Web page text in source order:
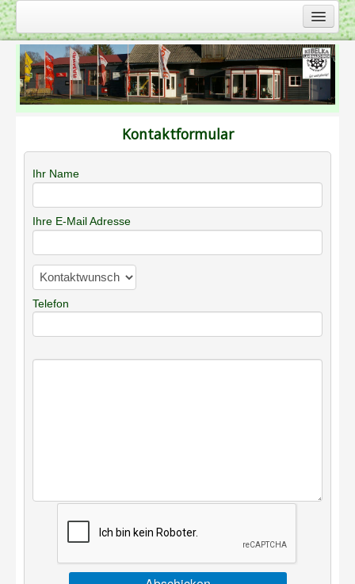
Startseite
Service
Firma
Landmaschinen
Gartentechnik
Kommunaltechnik
Kontakt
Anfahrt
Kontaktformular
Ihr Name
Ihre E-Mail Adresse
Telefon